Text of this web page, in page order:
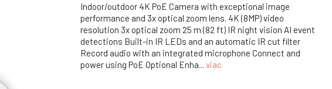
Indoor/outdoor 4K PoE Camera with exceptional image
performance and 3x optical zoom lens. 4K (8MP) video
resolution 3x optical zoom 25 m (82 ft) IR night vision AI event
detections Built-in IR LEDs and an automatic IR cut filter
Record audio with an integrated microphone Connect and
power using PoE Optional Enha... viac